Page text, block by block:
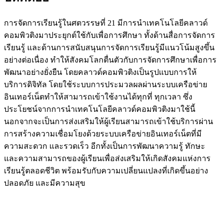
การจัดการเรียนรู้ในศตวรรษที่ 21 มีการนำเทคโนโลยีคลาวด์
คอมพิวติงมาประยุกต์ใช้กับเพื่อการศึกษา ทั้งด้านสื่อการจัดการ
เรียนรู้ และด้านการสนับสนุนการจัดการเรียนรู้มีแนวโน้มสูงขึ้น
อย่างต่อเนื่อง ทำให้สังคมโลกตื่นตัวกับการจัดการศึกษาเพื่อการ
พัฒนาอย่างยั่งยืน โดยคลาวด์คอมพิวติงเป็นรูปแบบการให้
บริการดิจิทัล โดยใช้ระบบการประมวลผลผ่านระบบเครือข่าย
อินเทอร์เน็ตทำให้สามารถเข้าใช้งานได้ทุกที่ ทุกเวลา ซึ่ง
ประโยชน์จากการนำเทคโนโลยีคลาวด์คอมพิวติงมาใช้นี้
นอกจากจะเป็นการส่งเสริมให้ผู้เรียนสามารถเข้าใช้บริการผ่าน
การสร้างความเชื่อมโยงด้วยระบบเครือข่ายอินเทอร์เน็ตที่มี
ความสะดวก และรวดเร็ว อีกทั้งเป็นการพัฒนาความรู้ ทักษะ
และความสามารถของผู้เรียนเพื่อส่งเสริมให้เกิดสังคมแห่งการ
เรียนรู้ตลอดชีวิต พร้อมรับกับความเปลี่ยนแปลงที่เกิดขึ้นอย่าง
ปลอดภัย และมีความสุข